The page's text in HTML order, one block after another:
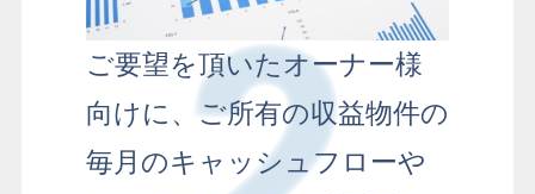
ご要望を頂いたオーナー様
向けに、ご所有の収益物件の
毎月のキャッシュフローや